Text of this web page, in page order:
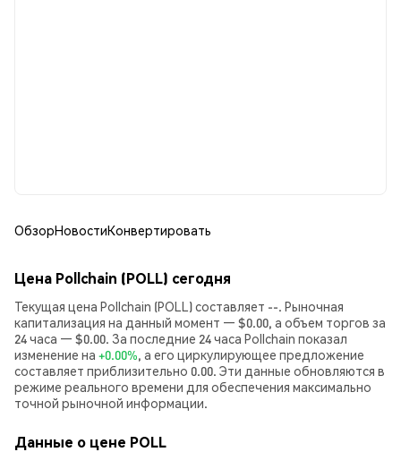
ОбзорНовостиКонвертировать
Цена Pollchain (POLL) сегодня
Текущая цена Pollchain (POLL) составляет --. Рыночная
капитализация на данный момент — $0.00, а объем торгов за
24 часа — $0.00. За последние 24 часа Pollchain показал
изменение на +0.00%, а его циркулирующее предложение
составляет приблизительно 0.00. Эти данные обновляются в
режиме реального времени для обеспечения максимально
точной рыночной информации.
Данные о цене POLL